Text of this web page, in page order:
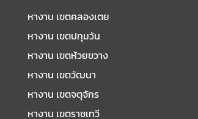
หางาน เขตคลองเตย
หางาน เขตปทุมวัน
หางาน เขตห้วยขวาง
หางาน เขตวัฒนา
หางาน เขตจตุจักร
หางาน เขตราชเทวี